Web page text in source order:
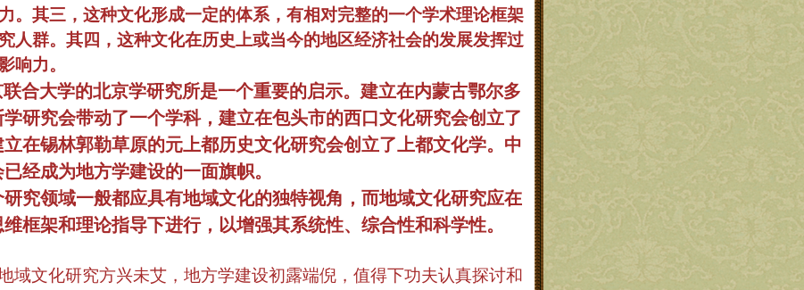
。其三，这种文化形成一定的体系，有相对完整的一个学术理论框架
人群。其四，这种文化在历史上或当今的地区经济社会的发展发挥过
响力。
合大学的北京学研究所是一个重要的启示。建立在内蒙古鄂尔多
研究会带动了一个学科，建立在包头市的西口文化研究会创立了
在锡林郭勒草原的元上都历史文化研究会创立了上都文化学。中
经成为地方学建设的一面旗帜。
究领域一般都应具有地域文化的独特视角，而地域文化研究应在
框架和理论指导下进行，以增强其系统性、综合性和科学性。
域文化研究方兴未艾，地方学建设初露端倪，值得下功夫认真探讨和